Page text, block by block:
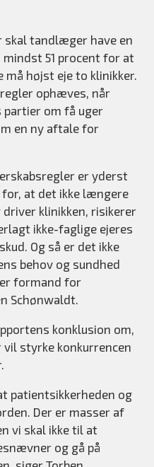
tandlæger have en
mindst 51 procent for at
højst eje to klinikker.
ophæves, når
partier om få uger
en ny aftale for
er yderst
at det ikke længere
klinikken, risikerer
ikke-faglige ejeres
Og så er det ikke
behov og sundhed
formand for
Schønwaldt.
konklusion om,
styrke konkurrencen
patientsikkerheden og
Der er masser af
vi skal ikke til at
og gå på